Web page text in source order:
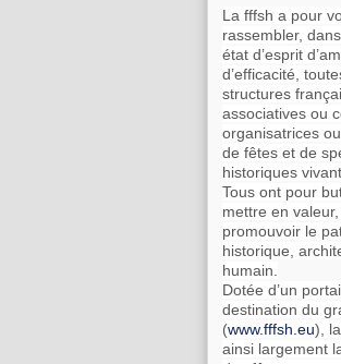
La fffsh a pour
rassembler,
état d’esprit
d’efficacité,
structures
associatives ou
organisatrices
de fêtes et de
historiques
Tous ont pour
mettre en
promouvoir le
historique,
humain.
Dotée d’un
destination du
(www.fffsh.eu),
ainsi largement